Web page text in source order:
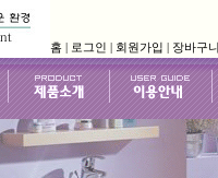
홈 | 로그인 | 회원가입 | 장바구